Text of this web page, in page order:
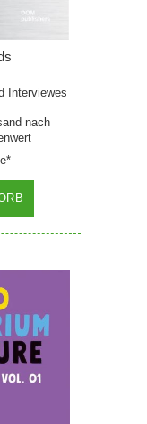
Interviewes
nach